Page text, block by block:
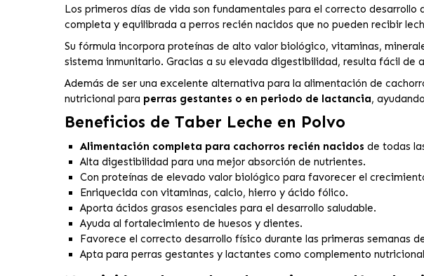
Los primeros días de vida son fundamentales para el correcto desarrollo
completa y equilibrada a perros recién nacidos que no pueden recibir
Su fórmula incorpora proteínas de alto valor biológico, vitaminas,
sistema inmunitario. Gracias a su elevada digestibilidad, resulta fácil de
Además de ser una excelente alternativa para la alimentación de
nutricional para perras gestantes o en periodo de lactancia,
Beneficios de Taber Leche en Polvo
Alimentación completa para cachorros recién nacidos de todas
Alta digestibilidad para una mejor absorción de nutrientes.
Con proteínas de elevado valor biológico para favorecer el
Enriquecida con vitaminas, calcio, hierro y ácido fólico.
Aporta ácidos grasos esenciales para el desarrollo saludable.
Ayuda al fortalecimiento de huesos y dientes.
Favorece el correcto desarrollo físico durante las primeras semanas
Apta para perras gestantes y lactantes como complemento